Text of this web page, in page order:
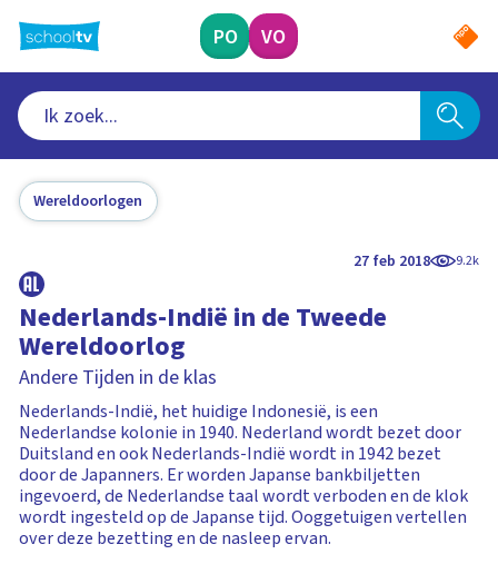
naar
hoofdinhoud
PO VO
Wereldoorlogen
27 feb 2018 9.2k
Nederlands-Indië in de Tweede
Wereldoorlog
Andere Tijden in de klas
Nederlands-Indië, het huidige Indonesië, is een
Nederlandse kolonie in 1940. Nederland wordt bezet door
Duitsland en ook Nederlands-Indië wordt in 1942 bezet
door de Japanners. Er worden Japanse bankbiljetten
ingevoerd, de Nederlandse taal wordt verboden en de klok
wordt ingesteld op de Japanse tijd. Ooggetuigen vertellen
over deze bezetting en de nasleep ervan.